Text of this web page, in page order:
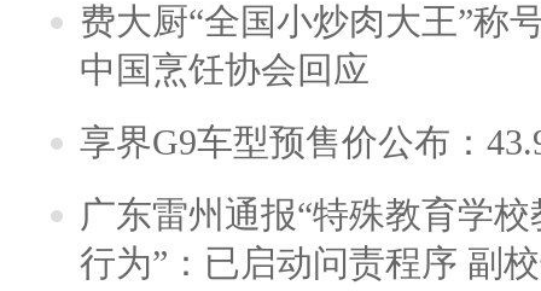
费大厨“全国小炒肉大王”称
中国烹饪协会回应
享界G9车型预售价公布：
广东雷州通报“特殊教育学
行为”：已启动问责程序 副